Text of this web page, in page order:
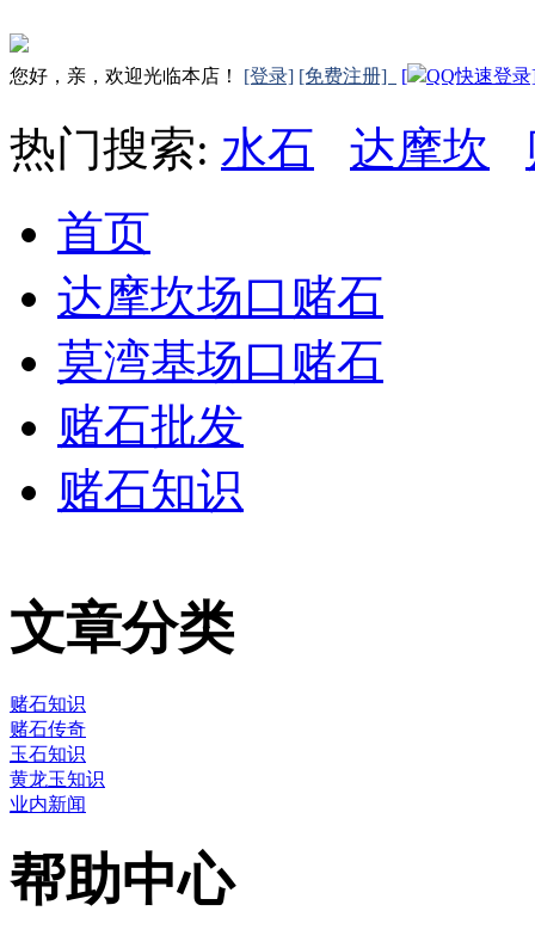
您好，亲，欢迎光临本店！ [登录] [免费注册] [ QQ快速登
热门搜索: 水石 达摩坎
首页
达摩坎场口赌石
莫湾基场口赌石
赌石批发
赌石知识
文章分类
赌石知识
赌石传奇
玉石知识
黄龙玉知识
业内新闻
帮助中心